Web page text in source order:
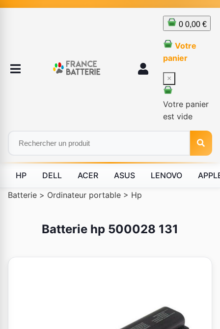
0 0,00 €
Votre
panier
×
Votre panier
est vide
HP DELL ACER ASUS LENOVO
Batterie > Ordinateur portable > Hp
Batterie hp 500028 131